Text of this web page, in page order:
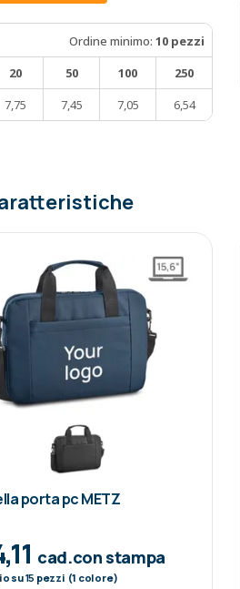
Ordine minimo: 10 pezzi
20 50 100
250
7,75 7,45 7,05 6,54
porta pc METZ
cad.con stampa
su15 pezzi (1 colore)